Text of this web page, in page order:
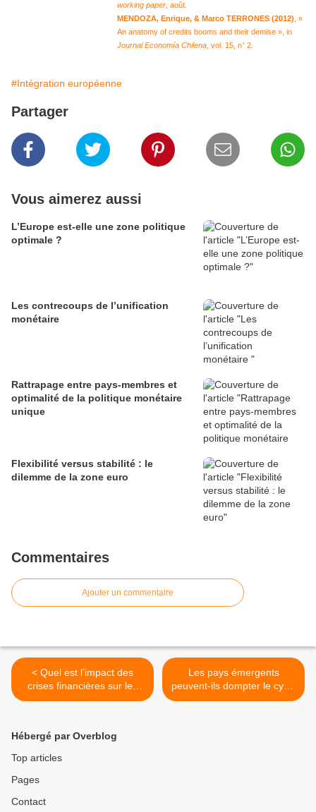
working paper , août.
MENDOZA, Enrique, & Marco TERRONES (2012) , «
An anatomy of credits booms and their demise », in
Journal Economía Chilena , vol. 15, n° 2.
#Intégration européenne
Partager
Vous aimerez aussi
L’Europe est-elle une zone politique
optimale ?
Les contrecoups de l’unification
monétaire
Rattrapage entre pays-membres et
optimalité de la politique monétaire
unique
Flexibilité versus stabilité : le
dilemme de la zone euro
Commentaires
Ajouter un commentaire
< Quel est l’impact des
crises financières sur les
pays avancés ?
Les pays émergents
peuvent-ils dompter le cycle
financier mondial ? >
Hébergé par Overblog
Top articles
Pages
Contact